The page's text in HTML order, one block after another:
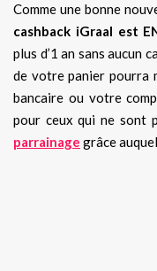
Comme une bonne
cashback iGraal est
plus d’1 an sans aucun
de votre panier pourra
bancaire ou votre
pour ceux qui ne sont
parrainage grâce auquel